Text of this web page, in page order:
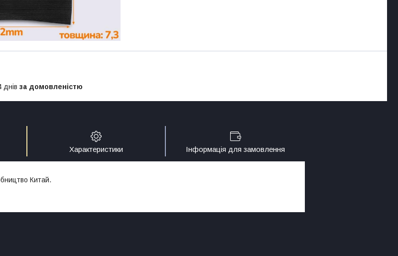
днів за домовленістю
Характеристики Інформація для замовлення
Китай.